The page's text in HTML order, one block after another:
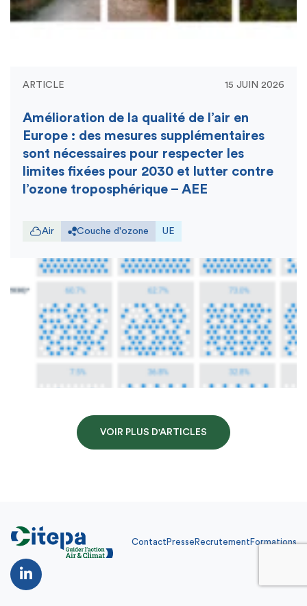
ARTICLE 15 JUIN 2026
Amélioration de la qualité de l’air en
Europe : des mesures supplémentaires
sont nécessaires pour respecter les
limites fixées pour 2030 et lutter contre
l’ozone troposphérique – AEE
Air Couche d'ozone UE
VOIR PLUS D'ARTICLES
Contact Presse Recrutement Formations